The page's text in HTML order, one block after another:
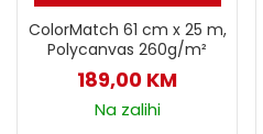
ColorMatch 61 cm x 25 m,
Polycanvas 260g/m²
189,00 KM
Na zalihi